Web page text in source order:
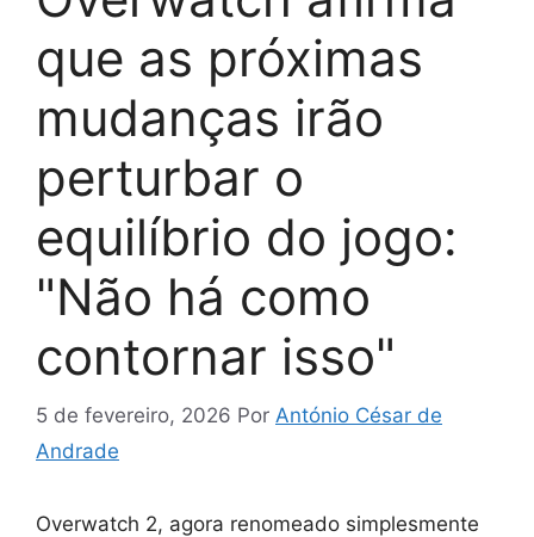
que as próximas
mudanças irão
perturbar o
equilíbrio do jogo:
"Não há como
contornar isso"
5 de fevereiro, 2026 Por António César de
Andrade
Overwatch 2, agora renomeado simplesmente